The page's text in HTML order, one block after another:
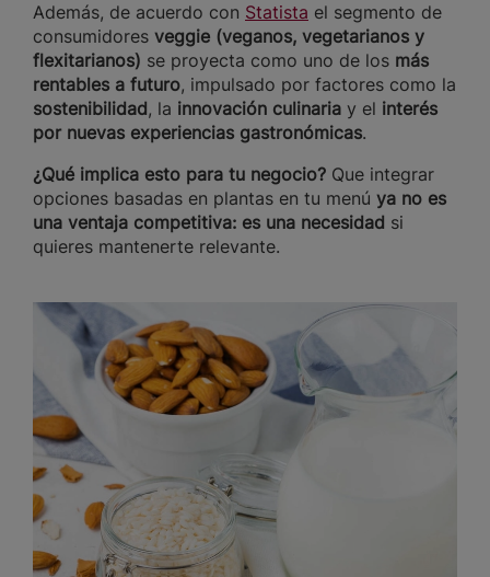
Además, de acuerdo con Statista el segmento de
consumidores veggie (veganos, vegetarianos y
flexitarianos) se proyecta como uno de los más
rentables a futuro, impulsado por factores como la
sostenibilidad, la innovación culinaria y el interés
por nuevas experiencias gastronómicas.
¿Qué implica esto para tu negocio? Que integrar
opciones basadas en plantas en tu menú ya no es
una ventaja competitiva: es una necesidad si
quieres mantenerte relevante.